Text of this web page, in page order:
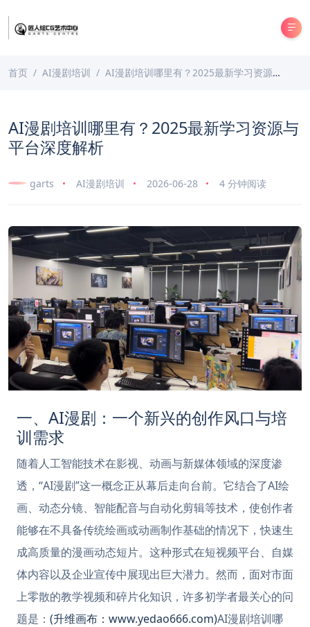
首页 AI漫剧培训 AI漫剧培训哪里有？2025最新学习资源与平台深度解析
AI漫剧培训哪里有？2025最新学习资源与
平台深度解析
garts AI漫剧培训 2026-06-28 4 分钟阅读
一、AI漫剧：一个新兴的创作风口与培
训需求
随着人工智能技术在影视、动画与新媒体领域的深度渗
透，“AI漫剧”这一概念正从幕后走向台前。它结合了AI绘
画、动态分镜、智能配音与自动化剪辑等技术，使创作者
能够在不具备传统绘画或动画制作基础的情况下，快速生
成高质量的漫画动态短片。这种形式在短视频平台、自媒
体内容以及企业宣传中展现出巨大潜力。然而，面对市面
上零散的教学视频和碎片化知识，许多初学者最关心的问
题是： (升维画布：www.yedao666.com)AI漫剧培训哪